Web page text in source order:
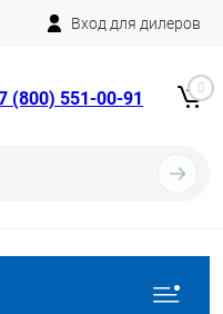
Вход для дилеров
(800) 551-00-91 0